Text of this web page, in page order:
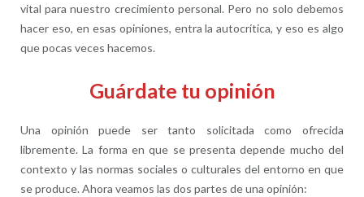
vital para nuestro crecimiento personal. Pero no solo debemos
hacer eso, en esas opiniones, entra la autocrítica, y eso es algo
que pocas veces hacemos.
Guárdate tu opinión
Una opinión puede ser tanto solicitada como ofrecida
libremente. La forma en que se presenta depende mucho del
contexto y las normas sociales o culturales del entorno en que
se produce. Ahora veamos las dos partes de una opinión: